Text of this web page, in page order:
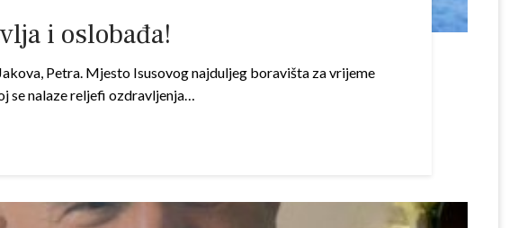
i oslobađa!
Petra. Mjesto Isusovog najduljeg boravišta za vrijeme
se nalaze reljefi ozdravljenja…